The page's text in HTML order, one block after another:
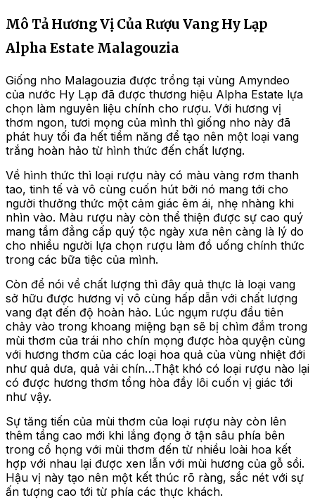
Mô Tả Hương Vị Của Rượu Vang Hy Lạp
Alpha Estate Malagouzia
Giống nho Malagouzia được trồng tại vùng Amyndeo
của nước Hy Lạp đã được thương hiệu Alpha Estate lựa
chọn làm nguyên liệu chính cho rượu. Với hương vị
thơm ngon, tươi mọng của mình thì giống nho này đã
phát huy tối đa hết tiềm năng để tạo nên một loại vang
trắng hoàn hảo từ hình thức đến chất lượng.
Về hình thức thì loại rượu này có màu vàng rơm thanh
tao, tinh tế và vô cùng cuốn hút bởi nó mang tới cho
người thưởng thức một cảm giác êm ái, nhẹ nhàng khi
nhìn vào. Màu rượu này còn thể thiện được sự cao quý
mang tầm đẳng cấp quý tộc ngày xưa nên càng là lý do
cho nhiều người lựa chọn rượu làm đồ uống chính thức
trong các bữa tiệc của mình.
Còn để nói về chất lượng thì đây quả thực là loại vang
sở hữu được hương vị vô cùng hấp dẫn với chất lượng
vang đạt đến độ hoàn hảo. Lúc ngụm rượu đầu tiên
chảy vào trong khoang miệng bạn sẽ bị chìm đắm trong
mùi thơm của trái nho chín mọng được hòa quyện cùng
với hương thơm của các loại hoa quả của vùng nhiệt đới
như quả dưa, quả vải chín…Thật khó có loại rượu nào lại
có được hương thơm tổng hòa đầy lôi cuốn vị giác tới
như vậy.
Sự tăng tiến của mùi thơm của loại rượu này còn lên
thêm tầng cao mới khi lắng đọng ở tận sâu phía bên
trong cổ họng với mùi thơm đến từ nhiều loài hoa kết
hợp với nhau lại được xen lẫn với mùi hương của gỗ sồi.
Hậu vị này tạo nên một kết thúc rõ ràng, sắc nét với sự
ấn tượng cao tới từ phía các thực khách.